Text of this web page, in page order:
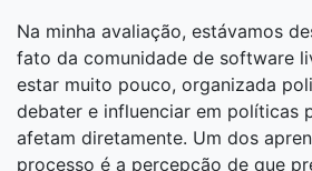
Na minha avaliação, estávamos
fato da comunidade de software
estar muito pouco, organizada
debater e influenciar em políticas
afetam diretamente. Um dos
processo é a percepção de que